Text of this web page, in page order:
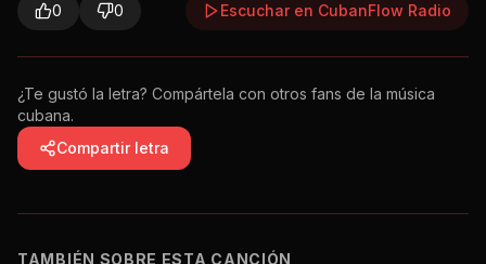
0 0 Escuchar en CubanFlow Radio
¿Te gustó la letra? Compártela con otros fans de la música
cubana.
Compartir letra
TAMBIÉN SOBRE ESTA CANCIÓN